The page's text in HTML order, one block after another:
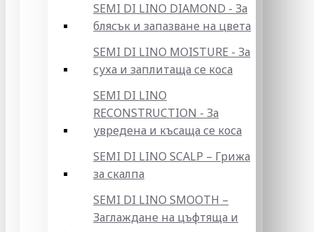
SEMI DI LINO DIAMOND - За
блясък и запазване на цвета
SEMI DI LINO MOISTURE - За
суха и заплитаща се коса
SEMI DI LINO
RECONSTRUCTION - За
увредена и късаща се коса
SEMI DI LINO SCALP – Грижа
за скалпа
SEMI DI LINO SMOOTH –
Заглаждане на цъфтяща и